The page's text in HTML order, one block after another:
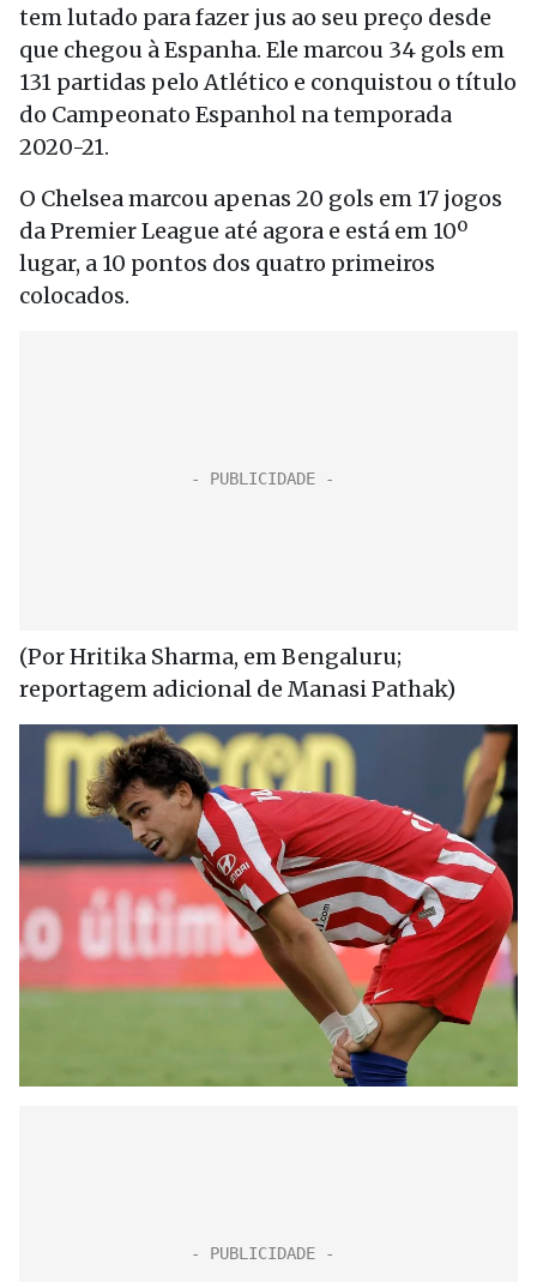
tem lutado para fazer jus ao seu preço desde
que chegou à Espanha. Ele marcou 34 gols em
131 partidas pelo Atlético e conquistou o título
do Campeonato Espanhol na temporada
2020-21.
O Chelsea marcou apenas 20 gols em 17 jogos
da Premier League até agora e está em 10º
lugar, a 10 pontos dos quatro primeiros
colocados.
(Por Hritika Sharma, em Bengaluru;
reportagem adicional de Manasi Pathak)